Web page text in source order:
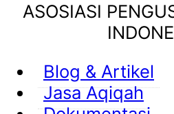
ASOSIASI
Blog & Artikel
Jasa Aqiqah